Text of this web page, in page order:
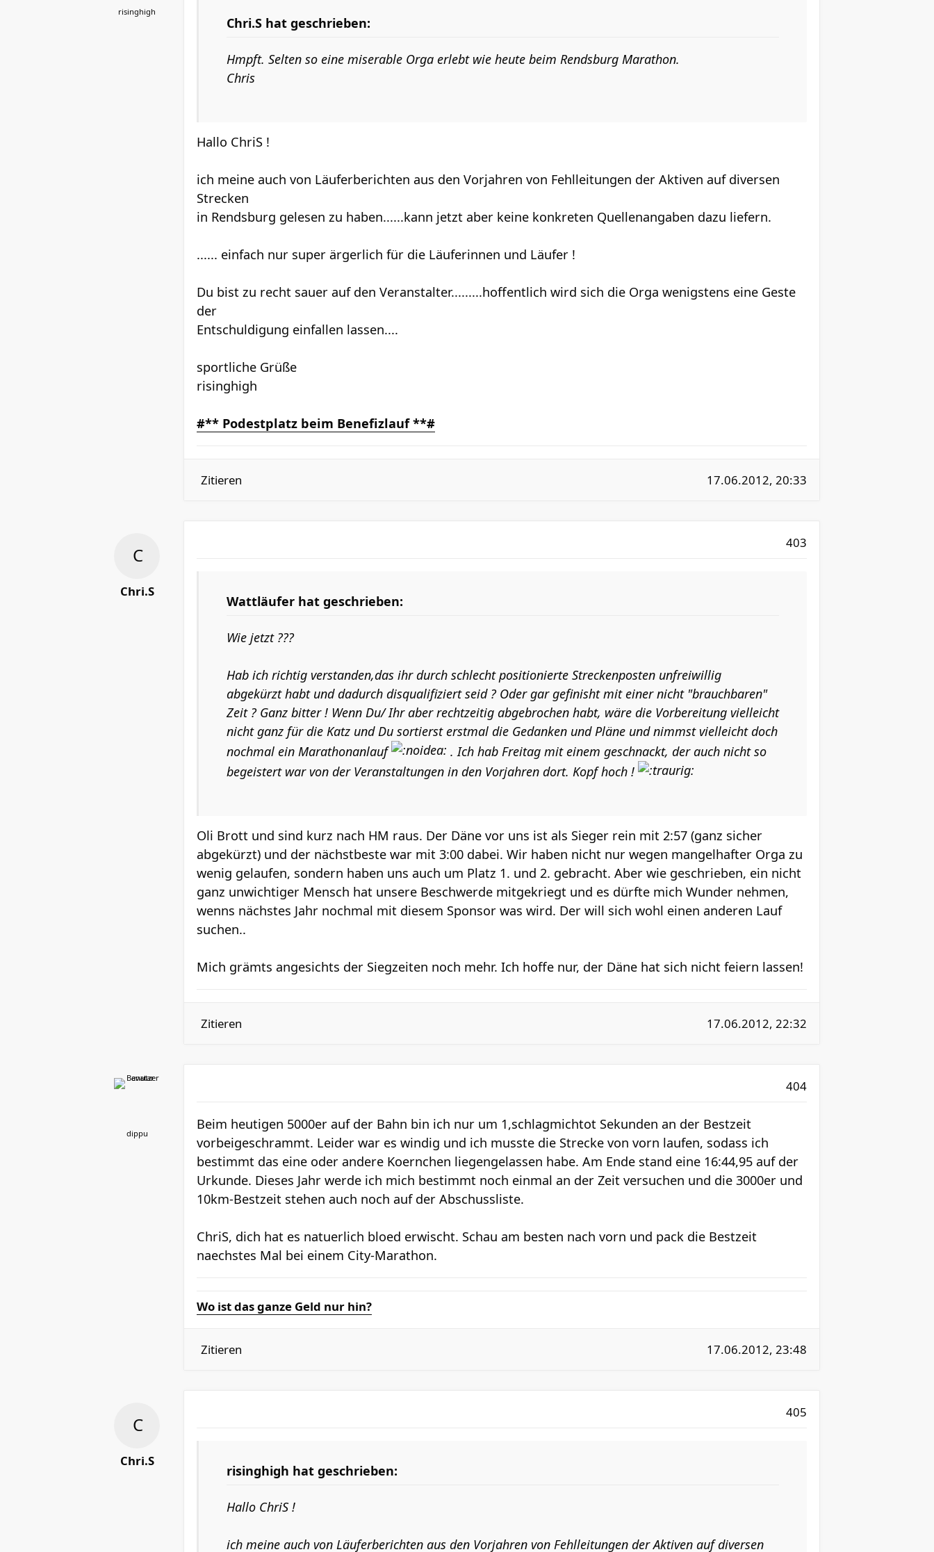
risinghigh
Chri.S hat geschrieben:
Hmpft. Selten so eine miserable Orga erlebt wie heute beim Rendsburg Marathon.
Chris
Hallo ChriS !
ich meine auch von Läuferberichten aus den Vorjahren von Fehlleitungen der Aktiven auf diversen
Strecken
in Rendsburg gelesen zu haben......kann jetzt aber keine konkreten Quellenangaben dazu liefern.
...... einfach nur super ärgerlich für die Läuferinnen und Läufer !
Du bist zu recht sauer auf den Veranstalter.........hoffentlich wird sich die Orga wenigstens eine Geste
der
Entschuldigung einfallen lassen....
sportliche Grüße
risinghigh
#** Podestplatz beim Benefizlauf **#
Zitieren 17.06.2012, 20:33
Chri.S
403
Wattläufer hat geschrieben:
Wie jetzt ???
Hab ich richtig verstanden,das ihr durch schlecht positionierte Streckenposten unfreiwillig
abgekürzt habt und dadurch disqualifiziert seid ? Oder gar gefinisht mit einer nicht "brauchbaren"
Zeit ? Ganz bitter ! Wenn Du/ Ihr aber rechtzeitig abgebrochen habt, wäre die Vorbereitung vielleicht
nicht ganz für die Katz und Du sortierst erstmal die Gedanken und Pläne und nimmst vielleicht doch
nochmal ein Marathonanlauf
. Ich hab Freitag mit einem geschnackt, der auch nicht so
begeistert war von der Veranstaltungen in den Vorjahren dort. Kopf hoch !
Oli Brott und sind kurz nach HM raus. Der Däne vor uns ist als Sieger rein mit 2:57 (ganz sicher
abgekürzt) und der nächstbeste war mit 3:00 dabei. Wir haben nicht nur wegen mangelhafter Orga zu
wenig gelaufen, sondern haben uns auch um Platz 1. und 2. gebracht. Aber wie geschrieben, ein nicht
ganz unwichtiger Mensch hat unsere Beschwerde mitgekriegt und es dürfte mich Wunder nehmen,
wenns nächstes Jahr nochmal mit diesem Sponsor was wird. Der will sich wohl einen anderen Lauf
suchen..
Mich grämts angesichts der Siegzeiten noch mehr. Ich hoffe nur, der Däne hat sich nicht feiern lassen!
Zitieren 17.06.2012, 22:32
dippu
404
Beim heutigen 5000er auf der Bahn bin ich nur um 1,schlagmichtot Sekunden an der Bestzeit
vorbeigeschrammt. Leider war es windig und ich musste die Strecke von vorn laufen, sodass ich
bestimmt das eine oder andere Koernchen liegengelassen habe. Am Ende stand eine 16:44,95 auf der
Urkunde. Dieses Jahr werde ich mich bestimmt noch einmal an der Zeit versuchen und die 3000er und
10km-Bestzeit stehen auch noch auf der Abschussliste.
ChriS, dich hat es natuerlich bloed erwischt. Schau am besten nach vorn und pack die Bestzeit
naechstes Mal bei einem City-Marathon.
Wo ist das ganze Geld nur hin?
Zitieren 17.06.2012, 23:48
Chri.S
405
risinghigh hat geschrieben:
Hallo ChriS !
ich meine auch von Läuferberichten aus den Vorjahren von Fehlleitungen der Aktiven auf diversen